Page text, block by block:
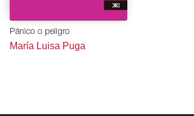
Pánico o peligro
María Luisa Puga